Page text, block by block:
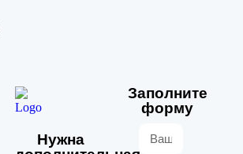
Нужна
Заполните
форму